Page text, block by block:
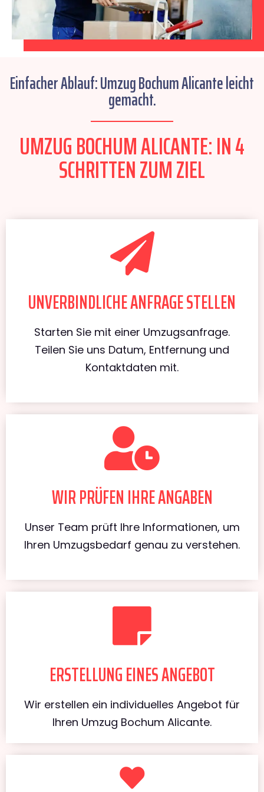
Einfacher Ablauf: Umzug Bochum Alicante leicht
gemacht.
UMZUG BOCHUM ALICANTE: IN 4
SCHRITTEN ZUM ZIEL
UNVERBINDLICHE ANFRAGE STELLEN
Starten Sie mit einer Umzugsanfrage.
Teilen Sie uns Datum, Entfernung und
Kontaktdaten mit.
WIR PRÜFEN IHRE ANGABEN
Unser Team prüft Ihre Informationen, um
Ihren Umzugsbedarf genau zu verstehen.
ERSTELLUNG EINES ANGEBOT
Wir erstellen ein individuelles Angebot für
Ihren Umzug Bochum Alicante.